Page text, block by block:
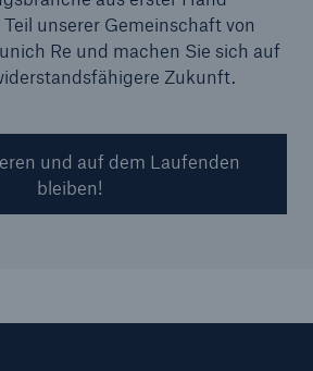
unserer Gemeinschaft von
Re und machen Sie sich auf
Zukunft.
und auf dem Laufenden
bleiben!